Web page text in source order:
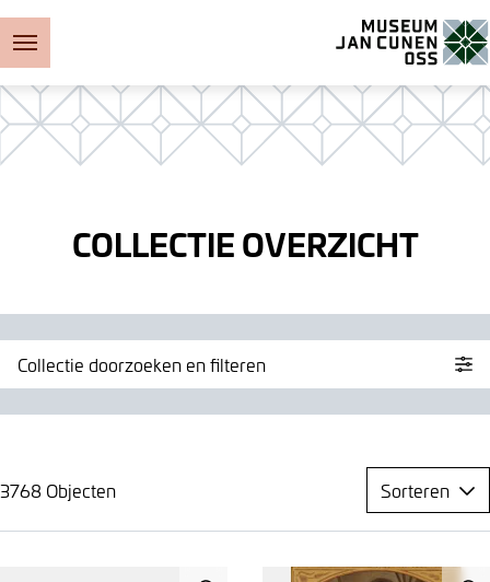
COLLECTIE OVERZICHT
Collectie doorzoeken en filteren
3768 Objecten Sorteren